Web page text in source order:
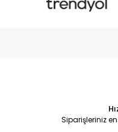
Siparişleriniz